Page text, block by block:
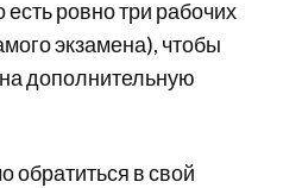
есть ровно три рабочих
экзамена), чтобы
дополнительную
обратиться в свой